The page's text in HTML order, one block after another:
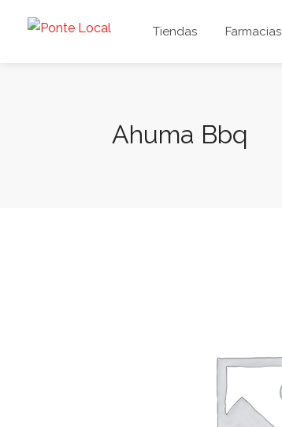
Tiendas Farmacias
Ahuma Bbq